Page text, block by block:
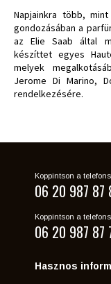
Napjainkra több,
gondozásában a
az Elie Saab által
készíttet egyes
melyek
Jerome Di Marino,
rendelkezésére.
Koppintson a
06 20 987 87
Koppintson a
06 20 987 87
Hasznos